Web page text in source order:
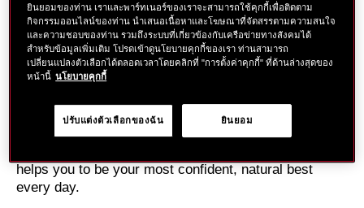
Conceals imperfections like dark circles, blemishes,
pores and uneven tone.
The product features a color changing ingredient
which corrects imperfections and nurtures a natural
complexion. BB Moisturizer uses Japanese camellia
The product can be easily removed with SHISEIDO
helps you to be your most confident, natural best
every day.
ยินยอมของท่าน เราและพาร์ทเนอร์ของเราจะสามารถใช้คุกกี้เพื่อติดตาม
กิจกรรมออนไลน์ของท่าน นำเสนอเนื้อหาและโฆษณาที่จัดสรรตามความสนใจ
และความชอบของท่าน รวมถึงระบบที่เกี่ยวข้องกับเครือข่ายทางสังคมได้
สำหรับข้อมูลเพิ่มเติม โปรดเข้าดูนโยบายคุกกี้ของเรา ท่านสามารถ
เปลี่ยนแปลงตัวเลือกได้ตลอดเวลาโดยคลิกที่ "การตั้งค่าคุกกี้" ที่ด้านล่างสุดของ
หน้านี้ นโยบายคุกกี้
ยินยอม
ปรับแต่งตัวเลือกของฉัน